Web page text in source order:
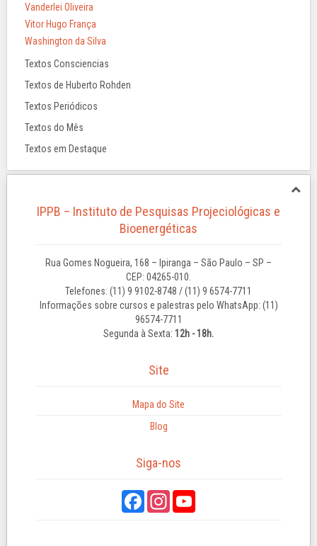
Vanderlei Oliveira
Vitor Hugo França
Washington da Silva
Textos Consciencias
Textos de Huberto Rohden
Textos Periódicos
Textos do Mês
Textos em Destaque
IPPB – Instituto de Pesquisas Projeciológicas e
Bioenergéticas
Rua Gomes Nogueira, 168 – Ipiranga – São Paulo – SP –
CEP: 04265-010.
Telefones: (11) 9 9102-8748 / (11) 9 6574-7711
Informações sobre cursos e palestras pelo WhatsApp: (11)
96574-7711
Segunda à Sexta: 12h - 18h.
Site
Mapa do Site
Blog
Siga-nos